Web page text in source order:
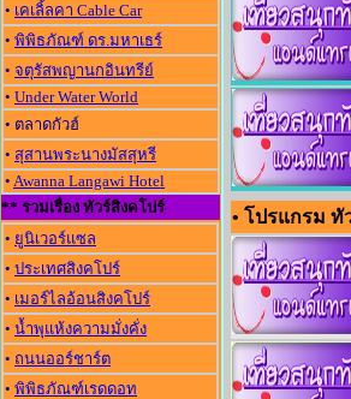
• เคเลิ้ลคา Cable Car
• พิพิธภัณฑ์ ดร.มหาเธร์
• จตุรัสพญานกอินทรีย์
• Under Water World
• ตลาดกัวฮ์
• สุสานพระนางมัสสุหรี
• Awanna Langawi Hotel
** รวมเรื่อง ทัวร์สิงคโปร์
• ยูนิเวอร์แซล
• ประเทศสิงคโปร์
• เมอร์ไลอ้อนสิงคโปร์
• น้ำพุแห้งความมั่งคั่ง
• ถนนออร์ชาร์ต
• พิพิธภัณฑ์เรดดอท
• โปรแกรม ทั